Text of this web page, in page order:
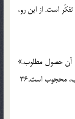
است. از اين رو،
آن حصول مطلوب.»
محجوب است.36